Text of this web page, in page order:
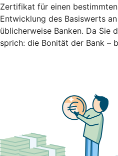
Zertifikat für einen
Entwicklung des Basiswerts
üblicherweise Banken. Da Sie
sprich: die Bonität der Bank –